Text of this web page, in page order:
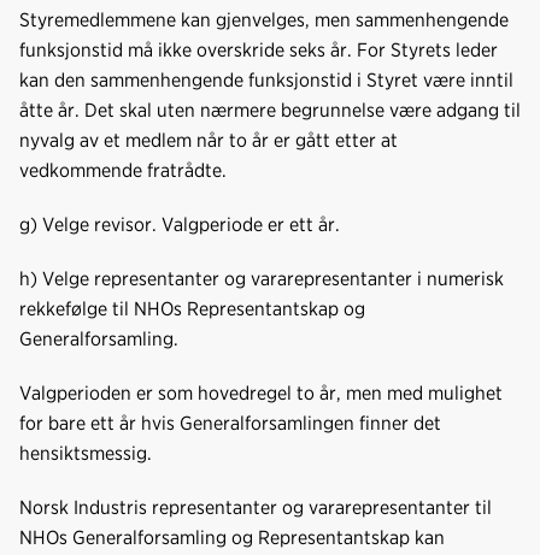
Styremedlemmene kan gjenvelges, men sammenhengende
funksjonstid må ikke overskride seks år. For Styrets leder
kan den sammenhengende funksjonstid i Styret være inntil
åtte år. Det skal uten nærmere begrunnelse være adgang til
nyvalg av et medlem når to år er gått etter at
vedkommende fratrådte.
g) Velge revisor. Valgperiode er ett år.
h) Velge representanter og vararepresentanter i numerisk
rekkefølge til NHOs Representantskap og
Generalforsamling.
Valgperioden er som hovedregel to år, men med mulighet
for bare ett år hvis Generalforsamlingen finner det
hensiktsmessig.
Norsk Industris representanter og vararepresentanter til
NHOs Generalforsamling og Representantskap kan